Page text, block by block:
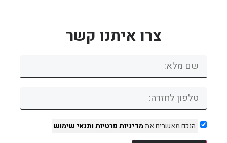
צרו איתנו קשר
הנכם מאשרים אתמדיניות פרטיותותנאי שימוש